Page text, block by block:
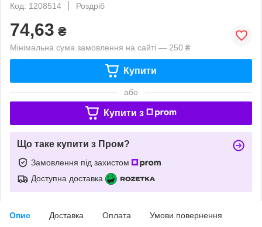
Код: 1208514
Роздріб
74,63 ₴
Мінімальна сума замовлення на сайті — 250 ₴
Купити
або
Купити з
Що таке купити з Пром?
Замовлення під захистом
Доступна доставка
Опис Доставка Оплата Умови повернення